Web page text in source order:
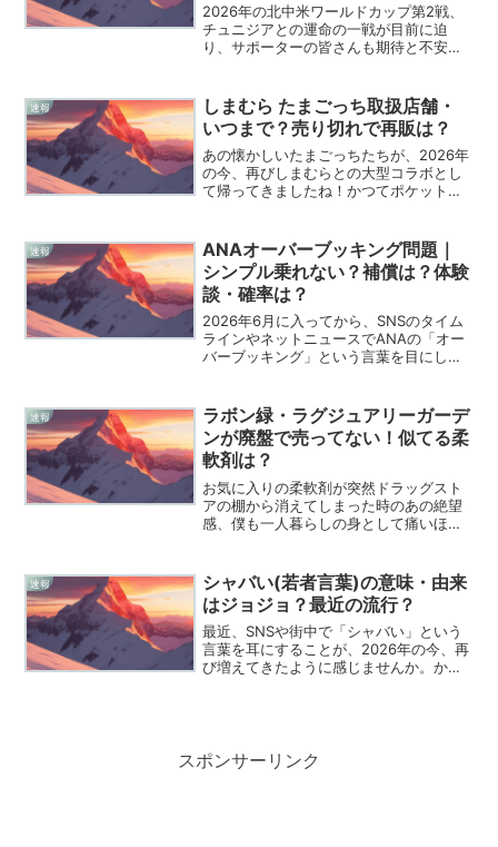
2026年の北中米ワールドカップ第2戦、
チュニジアとの運命の一戦が目前に迫
り、サポーターの皆さんも期待と不安が
ローを演じた僕たちの日本代表ですが、
次なる相手「カルタゴの鷲...
速報
しまむら たまごっち取扱店舗・
いつまで？売り切れで再販は？
あの懐かしいたまごっちたちが、2026年
の今、再びしまむらとの大型コラボとし
て帰ってきましたね！かつてポケットの
して楽しめるなんて、ファンにとっては
たまらないニュースで...
速報
ANAオーバーブッキング問題｜
シンプル乗れない？補償は？体験
談・確率は？
2026年6月に入ってから、SNSのタイム
ラインやネットニュースでANAの「オー
バーブッキング」という言葉を目にしな
カウンターで「お座席が用意できませ
ん」なんて告げられ...
速報
ラボン緑・ラグジュアリーガーデ
ンが廃盤で売ってない！似てる柔
軟剤は？
お気に入りの柔軟剤が突然ドラッグスト
アの棚から消えてしまった時のあの絶望
感、僕も一人暮らしの身として痛いほど
ュアリーガーデン」ですが、あの爽やか
な緑のボトルがもう手に入...
速報
シャバい(若者言葉)の意味・由来
はジョジョ？最近の流行？
最近、SNSや街中で「シャバい」という
言葉を耳にすることが、2026年の今、再
び増えてきたように感じませんか。かつ
スポンサーリンク